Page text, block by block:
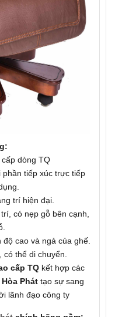
dòng TQ
tiếp xúc trực tiếp
trí hiện đại.
có nẹp gỗ bên cạnh,
cao và ngả của ghế.
thể di chuyển.
cấp TQ kết hợp các
Pháttạo sự sang
lãnh đạo công ty